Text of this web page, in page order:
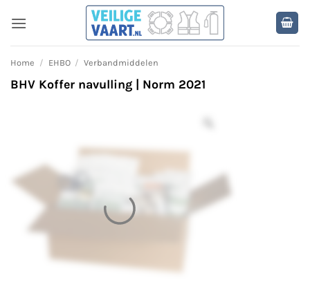
naar
inhoud
Home / EHBO / Verbandmiddelen
BHV Koffer navulling | Norm 2021